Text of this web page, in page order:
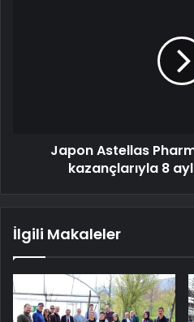
Japon Astellas
kazançlarıyla 8
İlgili Makaleler